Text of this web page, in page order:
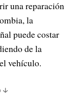
una reparación
la
puede costar
de la
vehículo.